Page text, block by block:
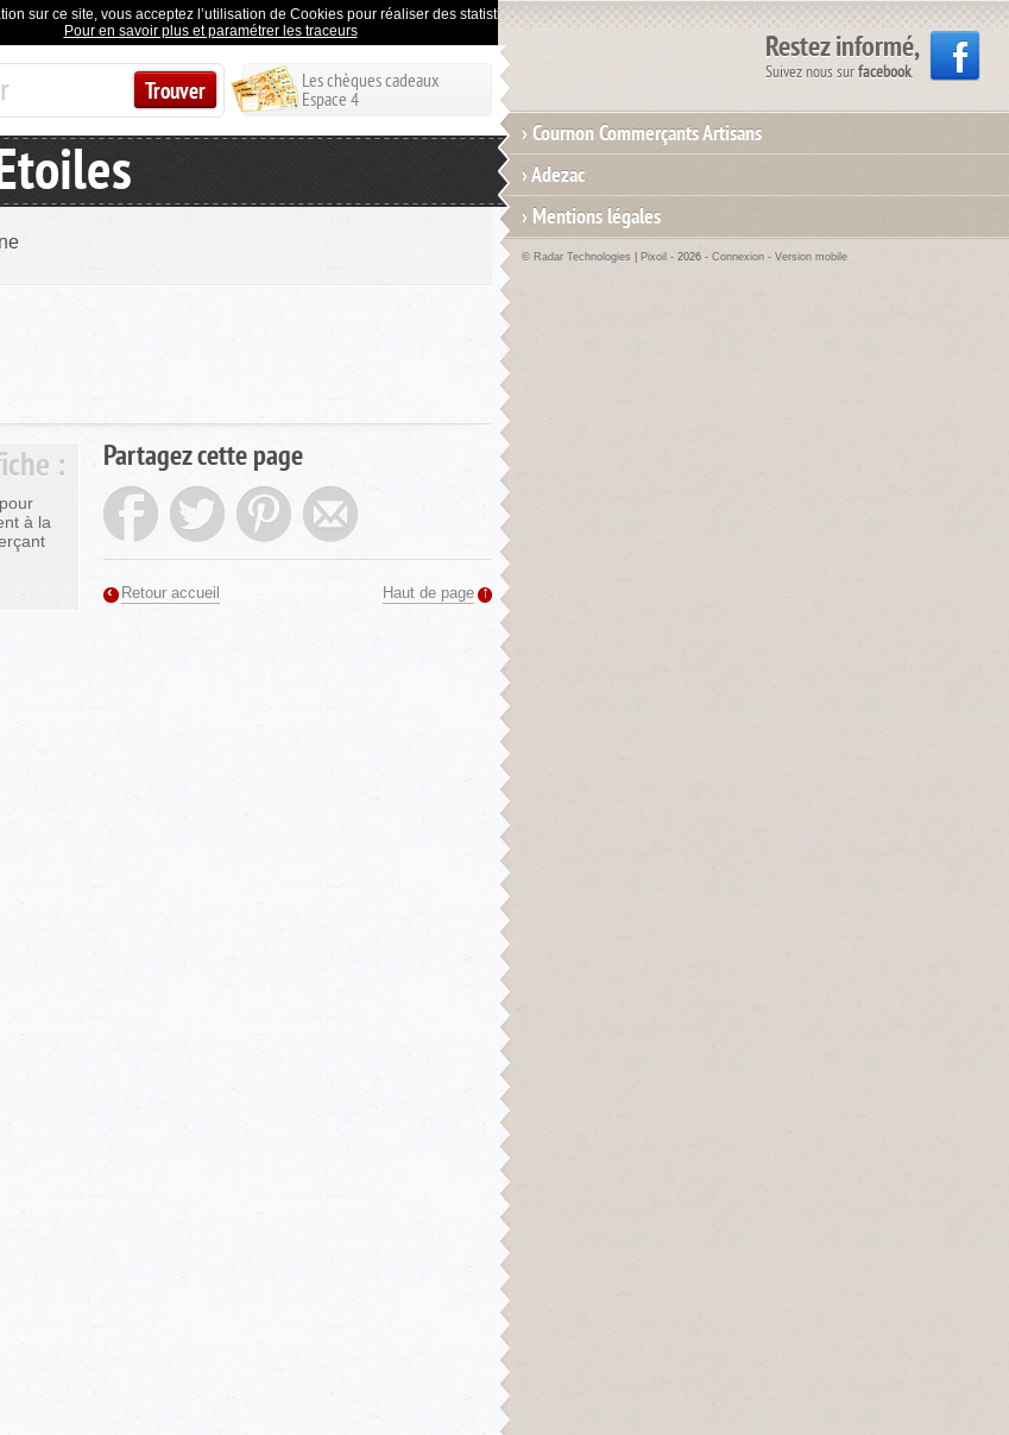
sur ce site, vous acceptez l’utilisation de Cookies pour réaliser des statistiques de visites.
Pour en savoir plus et paramétrer les traceurs